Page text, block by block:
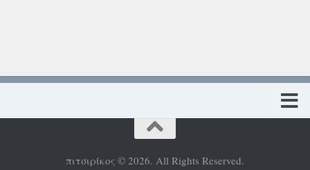
Πολιτική προστασίας προσωπικών δεδομένων
πιτσιρίκος © 2026. All Rights Reserved.